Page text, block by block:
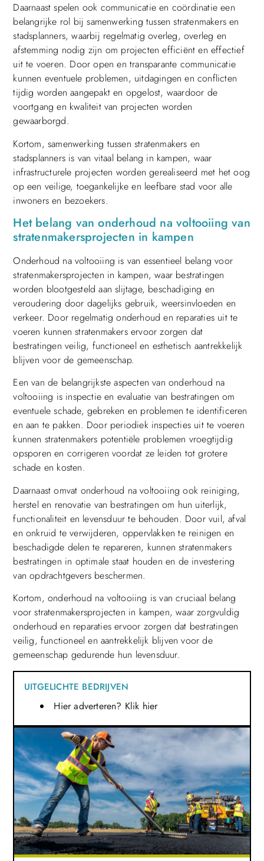
Daarnaast spelen ook communicatie en coördinatie een
belangrijke rol bij samenwerking tussen stratenmakers en
stadsplanners, waarbij regelmatig overleg, overleg en
afstemming nodig zijn om projecten efficiënt en effectief
uit te voeren. Door open en transparante communicatie
kunnen eventuele problemen, uitdagingen en conflicten
tijdig worden aangepakt en opgelost, waardoor de
voortgang en kwaliteit van projecten worden
gewaarborgd.
Kortom, samenwerking tussen stratenmakers en
stadsplanners is van vitaal belang in kampen, waar
infrastructurele projecten worden gerealiseerd met het oog
op een veilige, toegankelijke en leefbare stad voor alle
inwoners en bezoekers.
Het belang van onderhoud na voltooiing van
stratenmakersprojecten in kampen
Onderhoud na voltooiing is van essentieel belang voor
stratenmakersprojecten in kampen, waar bestratingen
worden blootgesteld aan slijtage, beschadiging en
veroudering door dagelijks gebruik, weersinvloeden en
verkeer. Door regelmatig onderhoud en reparaties uit te
voeren kunnen stratenmakers ervoor zorgen dat
bestratingen veilig, functioneel en esthetisch aantrekkelijk
blijven voor de gemeenschap.
Een van de belangrijkste aspecten van onderhoud na
voltooiing is inspectie en evaluatie van bestratingen om
eventuele schade, gebreken en problemen te identificeren
en aan te pakken. Door periodiek inspecties uit te voeren
kunnen stratenmakers potentiële problemen vroegtijdig
opsporen en corrigeren voordat ze leiden tot grotere
schade en kosten.
Daarnaast omvat onderhoud na voltooiing ook reiniging,
herstel en renovatie van bestratingen om hun uiterlijk,
functionaliteit en levensduur te behouden. Door vuil, afval
en onkruid te verwijderen, oppervlakken te reinigen en
beschadigde delen te repareren, kunnen stratenmakers
bestratingen in optimale staat houden en de investering
van opdrachtgevers beschermen.
Kortom, onderhoud na voltooiing is van cruciaal belang
voor stratenmakersprojecten in kampen, waar zorgvuldig
onderhoud en reparaties ervoor zorgen dat bestratingen
veilig, functioneel en aantrekkelijk blijven voor de
gemeenschap gedurende hun levensduur.
UITGELICHTE BEDRIJVEN
Hier adverteren? Klik hier